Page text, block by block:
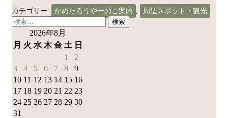
カテゴリー: かめたろうやーのご案内 周辺スポット・観光
検
2026年8月
月 火 水 木 金 土 日
1
2
3
4 5 6 7 8
9
10 11 12 13 14 15 16
17 18 19 20 21 22 23
24 25 26 27 28 29 30
31